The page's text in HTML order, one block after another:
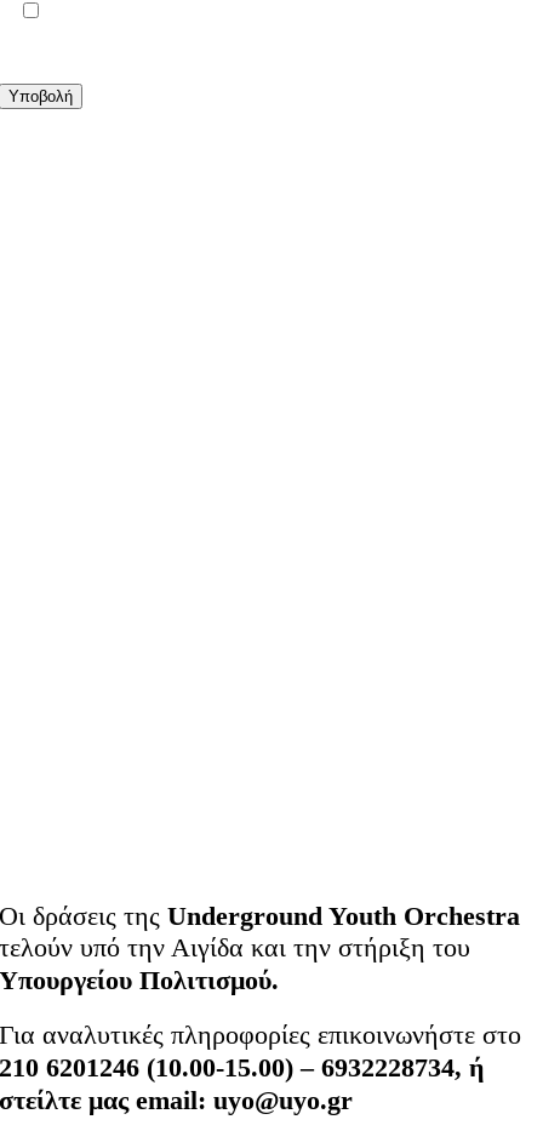
Οι δράσεις τηςUnderground Youth Orchestra
τελούν υπό την Αιγίδα και την στήριξη του
Υπουργείου Πολιτισμού.
Για αναλυτικές πληροφορίες επικοινωνήστε στο
210 6201246 (10.00-15.00) – 6932228734, ή
στείλτε μας email: uyo@uyo.gr